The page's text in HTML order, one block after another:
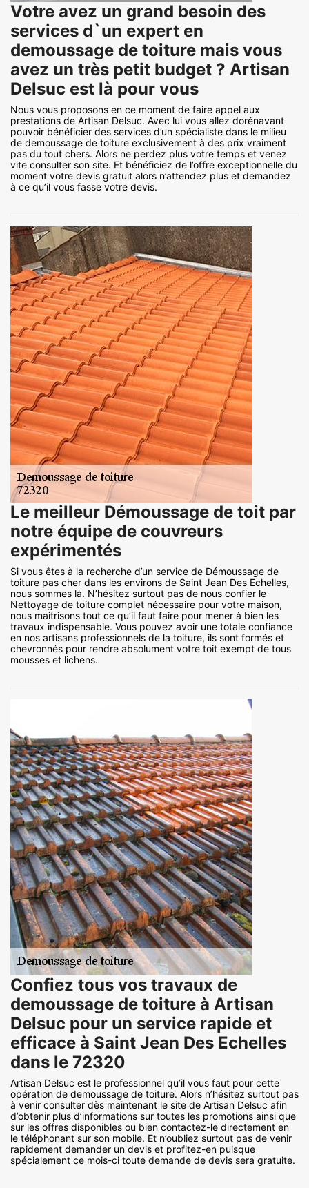
Votre avez un grand besoin des
services d`un expert en
demoussage de toiture mais vous
avez un très petit budget ? Artisan
Delsuc est là pour vous
Nous vous proposons en ce moment de faire appel aux
prestations de Artisan Delsuc. Avec lui vous allez dorénavant
pouvoir bénéficier des services d’un spécialiste dans le milieu
de demoussage de toiture exclusivement à des prix vraiment
pas du tout chers. Alors ne perdez plus votre temps et venez
vite consulter son site. Et bénéficiez de l’offre exceptionnelle du
moment votre devis gratuit alors n’attendez plus et demandez
à ce qu’il vous fasse votre devis.
Le meilleur Démoussage de toit par
notre équipe de couvreurs
expérimentés
Si vous êtes à la recherche d’un service de Démoussage de
toiture pas cher dans les environs de Saint Jean Des Echelles,
nous sommes là. N’hésitez surtout pas de nous confier le
Nettoyage de toiture complet nécessaire pour votre maison,
nous maitrisons tout ce qu’il faut faire pour mener à bien les
travaux indispensable. Vous pouvez avoir une totale confiance
en nos artisans professionnels de la toiture, ils sont formés et
chevronnés pour rendre absolument votre toit exempt de tous
mousses et lichens.
Confiez tous vos travaux de
demoussage de toiture à Artisan
Delsuc pour un service rapide et
efficace à Saint Jean Des Echelles
dans le 72320
Artisan Delsuc est le professionnel qu’il vous faut pour cette
opération de demoussage de toiture. Alors n’hésitez surtout pas
à venir consulter dès maintenant le site de Artisan Delsuc afin
d’obtenir plus d’informations sur toutes les promotions ainsi que
sur les offres disponibles ou bien contactez-le directement en
le téléphonant sur son mobile. Et n’oubliez surtout pas de venir
rapidement demander un devis et profitez-en puisque
spécialement ce mois-ci toute demande de devis sera gratuite.